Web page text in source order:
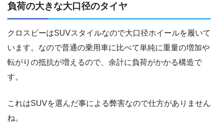
負荷の大きな大口径のタイヤ
クロスビーはSUVスタイルなので大口径ホイールを履いて
います。なので普通の乗用車に比べて単純に重量の増加や
転がりの抵抗が増えるので、余計に負荷がかかる構造で
す。
これはSUVを選んだ事による弊害なので仕方がありません
ね。